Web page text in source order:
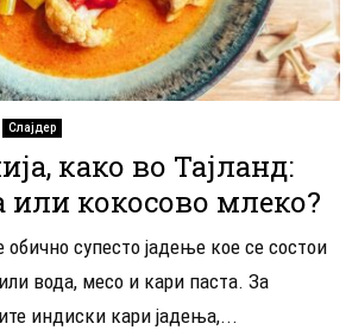
Слајдер
како во Тајланд:
или кокосово млеко?
обично супесто јадење кое се состои
вода, месо и кари паста. За
индиски кари јадења,...